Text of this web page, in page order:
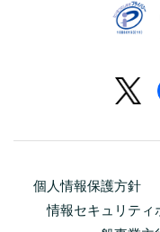
個人情報保護方針
情報セキュリティ